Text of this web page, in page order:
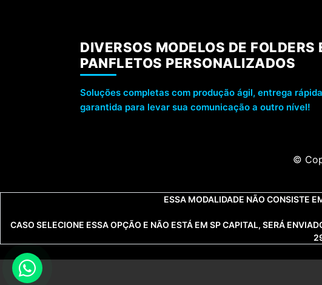
DIVERSOS MODELOS DE FOLDERS
PANFLETOS PERSONALIZADOS
Soluções completas com produção ágil, entrega
garantida para levar sua comunicação a outro nível!
©
ESSA MODALIDADE NÃO CONSISTE
CASO SELECIONE ESSA OPÇÃO E NÃO ESTÁ EM SP CAPITAL, SERÁ